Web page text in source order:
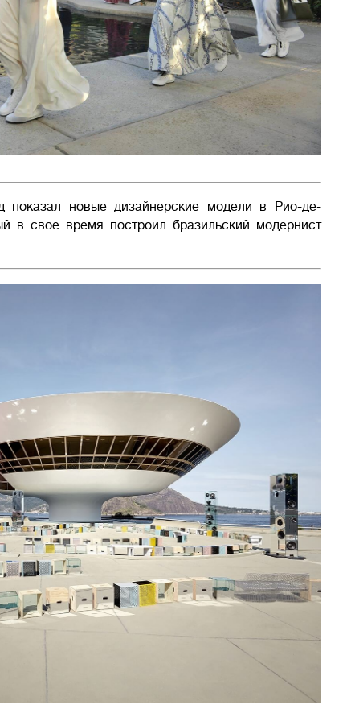
новые дизайнерские модели в Рио-де-
свое время построил бразильский модернист